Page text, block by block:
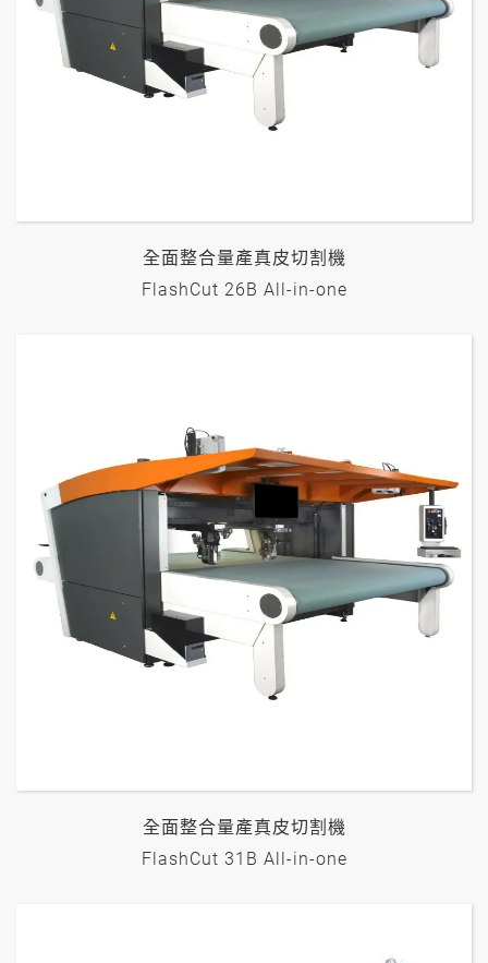
全面整合量產真皮切割機
FlashCut 26B All-in-one
全面整合量產真皮切割機
FlashCut 31B All-in-one